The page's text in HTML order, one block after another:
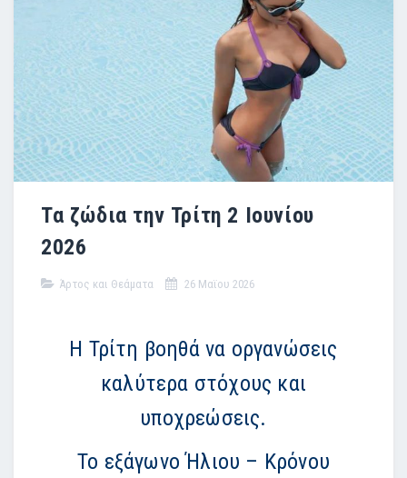
Τα ζώδια την Τρίτη 2 Ιουνίου
2026
Άρτος και Θεάματα 26 Μαϊου 2026
Η Τρίτη βοηθά να οργανώσεις
καλύτερα στόχους και
υποχρεώσεις.
Το εξάγωνο Ήλιου – Κρόνου